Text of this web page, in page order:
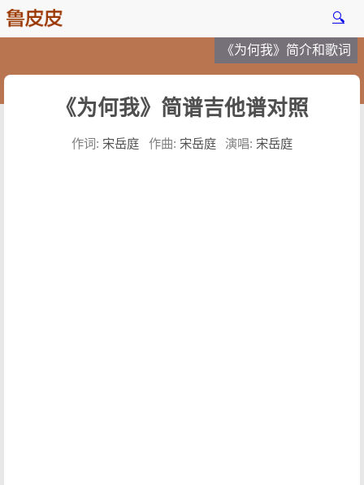
🔍
《为何我》简介和歌词
《为何我》简谱吉他谱对照
作词: 宋岳庭 作曲: 宋岳庭 演唱: 宋岳庭